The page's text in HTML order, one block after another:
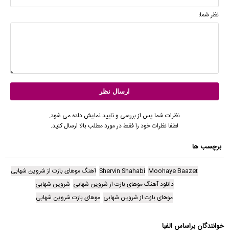
نظر شما:
نظرات شما پس از بررسی و تایید نمایش داده می شود.
لطفا نظرات خود را فقط در مورد مطلب بالا ارسال کنید.
برچسب ها
Moohaye Baazet
Shervin Shahabi آهنگ موهای بازت از شروین شهابی
دانلود آهنگ موهای بازت از شروین شهابی شروین شهابی
موهای بازت از شروین شهابی موهای بازت شروین شهابی
خوانندگان براساس الفبا